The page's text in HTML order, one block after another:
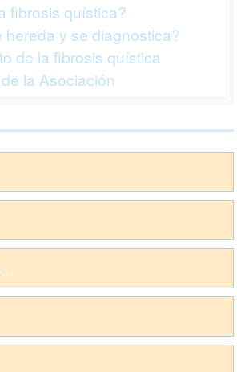
fibrosis quística?
hereda y se diagnostica?
de la fibrosis quística
la Asociación